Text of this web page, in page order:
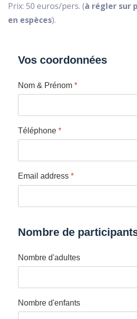
Prix: 50 euros/pers. (à régler sur
en espèces).
Vos coordonnées
Nom & Prénom *
Téléphone *
Email address *
Nombre de
Nombre d'adultes
Nombre d'enfants